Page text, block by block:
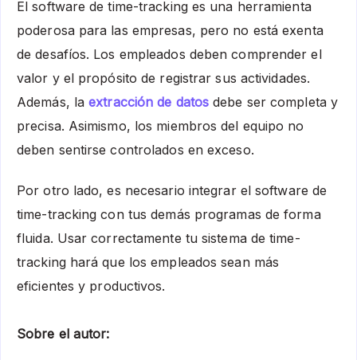
El software de time-tracking es una herramienta
poderosa para las empresas, pero no está exenta
de desafíos. Los empleados deben comprender el
valor y el propósito de registrar sus actividades.
Además, laextracción de datos debe ser completa y
precisa. Asimismo, los miembros del equipo no
deben sentirse controlados en exceso.
Por otro lado, es necesario integrar el software de
time-tracking con tus demás programas de forma
fluida. Usar correctamente tu sistema de time-
tracking hará que los empleados sean más
eficientes y productivos.
Sobre el autor: